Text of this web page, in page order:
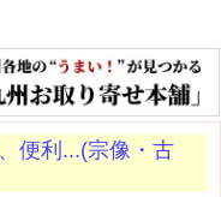
便利...(宗像・古